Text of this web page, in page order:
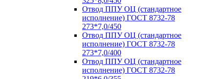
Отвод ППУ ОЦ (стандартное
исполнение) ГОСТ 8732-78
273*7,0/450
Отвод ППУ ОЦ (стандартное
исполнение) ГОСТ 8732-78
273*7,0/400
Отвод ППУ ОЦ (стандартное
исполнение) ГОСТ 8732-78